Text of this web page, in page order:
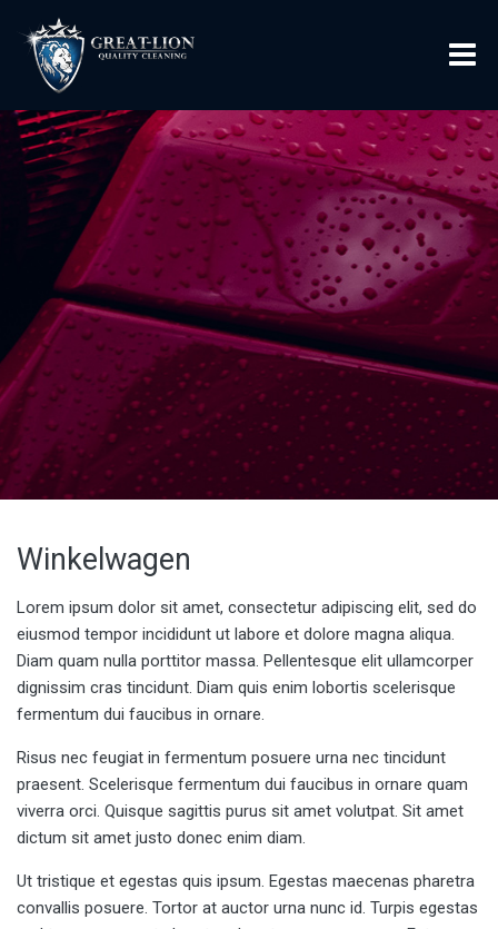
Winkelwagen
Lorem ipsum dolor sit amet, consectetur adipiscing elit, sed do
eiusmod tempor incididunt ut labore et dolore magna aliqua.
Diam quam nulla porttitor massa. Pellentesque elit ullamcorper
dignissim cras tincidunt. Diam quis enim lobortis scelerisque
fermentum dui faucibus in ornare.
Risus nec feugiat in fermentum posuere urna nec tincidunt
praesent. Scelerisque fermentum dui faucibus in ornare quam
viverra orci. Quisque sagittis purus sit amet volutpat. Sit amet
dictum sit amet justo donec enim diam.
Ut tristique et egestas quis ipsum. Egestas maecenas pharetra
convallis posuere. Tortor at auctor urna nunc id. Turpis egestas